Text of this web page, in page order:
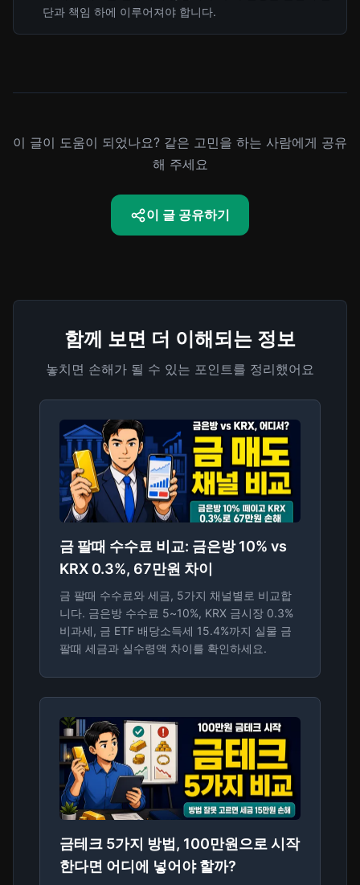
단과 책임 하에 이루어져야 합니다.
이 글이 도움이 되었나요? 같은 고민을 하는 사람에게 공유
해 주세요
이 글 공유하기
함께 보면 더 이해되는 정보
놓치면 손해가 될 수 있는 포인트를 정리했어요
금 팔때 수수료 비교: 금은방 10% vs
KRX 0.3%, 67만원 차이
금 팔때 수수료와 세금, 5가지 채널별로 비교합
니다. 금은방 수수료 5~10%, KRX 금시장 0.3%
비과세, 금 ETF 배당소득세 15.4%까지 실물 금
팔때 세금과 실수령액 차이를 확인하세요.
금테크 5가지 방법, 100만원으로 시작
한다면 어디에 넣어야 할까?